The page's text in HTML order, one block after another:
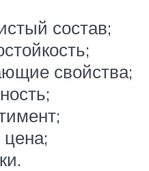
состав;
свойства;